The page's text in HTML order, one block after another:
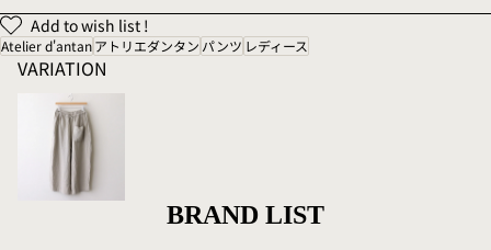
Add to wish list !
Atelier d'antanアトリエダンタン パンツ レディース
VARIATION
BRAND LIST